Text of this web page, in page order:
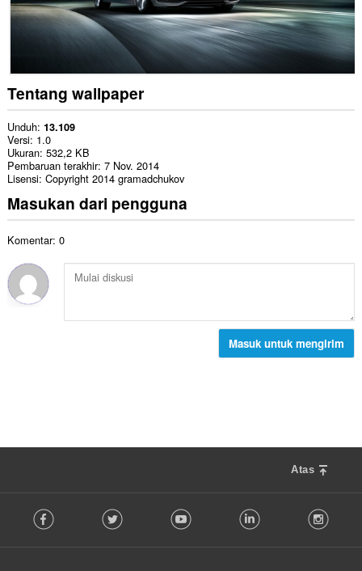
Tentang wallpaper
Unduh 13.109
Versi 1.0
Ukuran 532,2 KB
Pembaruan terakhir 7 Nov. 2014
Lisensi Copyright 2014 gramadchukov
Masukan dari pengguna
Komentar: 0
Masuk untuk mengirim
Atas
o Facebook Twitter Youtube LinkedIn